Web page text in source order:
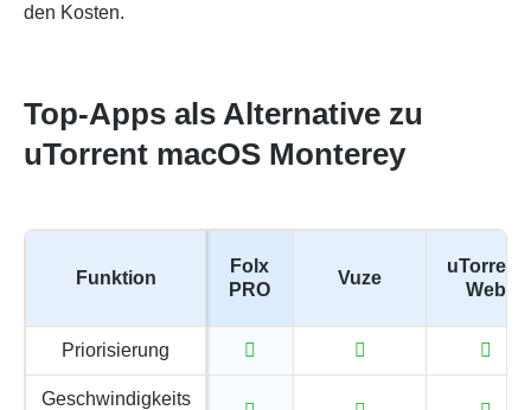
den Kosten.
Top-Apps als Alternative zu
uTorrent macOS Monterey
Funktion
Folx
PRO
Vuze
uTorrent
Web
Priorisierung
Geschwindigkeits